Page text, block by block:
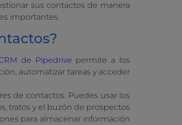
sus contactos de manera
importantes.
de Pipedrive permite a los
automatizar tareas y acceder
de contactos. Puedes usar los
tratos y el buzón de prospectos
para almacenar información